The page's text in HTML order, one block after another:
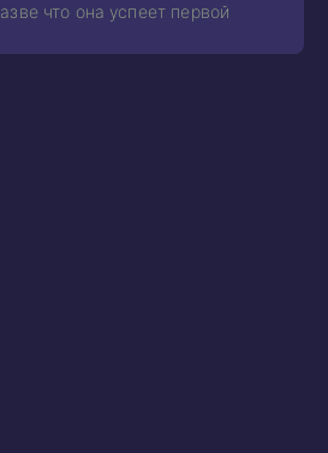
что она успеет первой